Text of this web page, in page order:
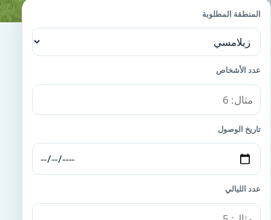
المنطقة المطلوبة
عدد الأشخاص
تاريخ الوصول
عدد الليالي